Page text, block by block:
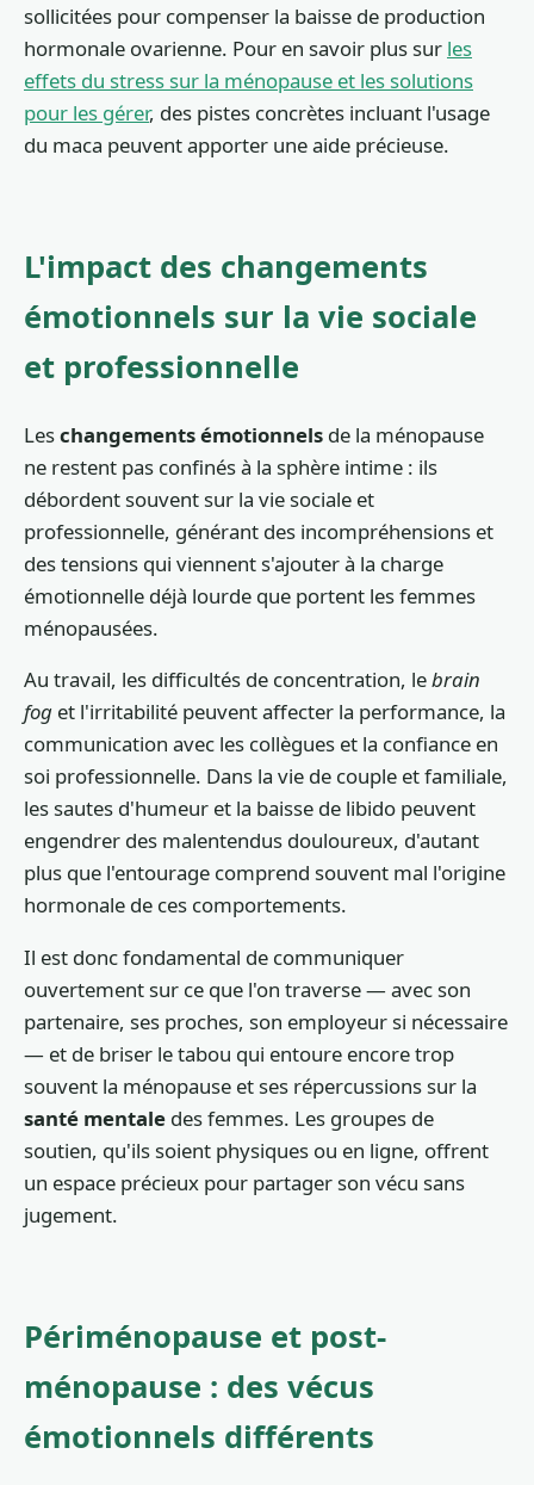
sollicitées pour compenser la baisse de production
hormonale ovarienne. Pour en savoir plus sur les
effets du stress sur la ménopause et les solutions
pour les gérer, des pistes concrètes incluant l'usage
du maca peuvent apporter une aide précieuse.
L'impact des changements
émotionnels sur la vie sociale
et professionnelle
Leschangements émotionnels de la ménopause
ne restent pas confinés à la sphère intime : ils
débordent souvent sur la vie sociale et
professionnelle, générant des incompréhensions et
des tensions qui viennent s'ajouter à la charge
émotionnelle déjà lourde que portent les femmes
ménopausées.
Au travail, les difficultés de concentration, lebrain
fog et l'irritabilité peuvent affecter la performance, la
communication avec les collègues et la confiance en
soi professionnelle. Dans la vie de couple et familiale,
les sautes d'humeur et la baisse de libido peuvent
engendrer des malentendus douloureux, d'autant
plus que l'entourage comprend souvent mal l'origine
hormonale de ces comportements.
Il est donc fondamental de communiquer
ouvertement sur ce que l'on traverse — avec son
partenaire, ses proches, son employeur si nécessaire
— et de briser le tabou qui entoure encore trop
souvent la ménopause et ses répercussions sur la
santé mentale des femmes. Les groupes de
soutien, qu'ils soient physiques ou en ligne, offrent
un espace précieux pour partager son vécu sans
jugement.
Périménopause et post-
ménopause : des vécus
émotionnels différents